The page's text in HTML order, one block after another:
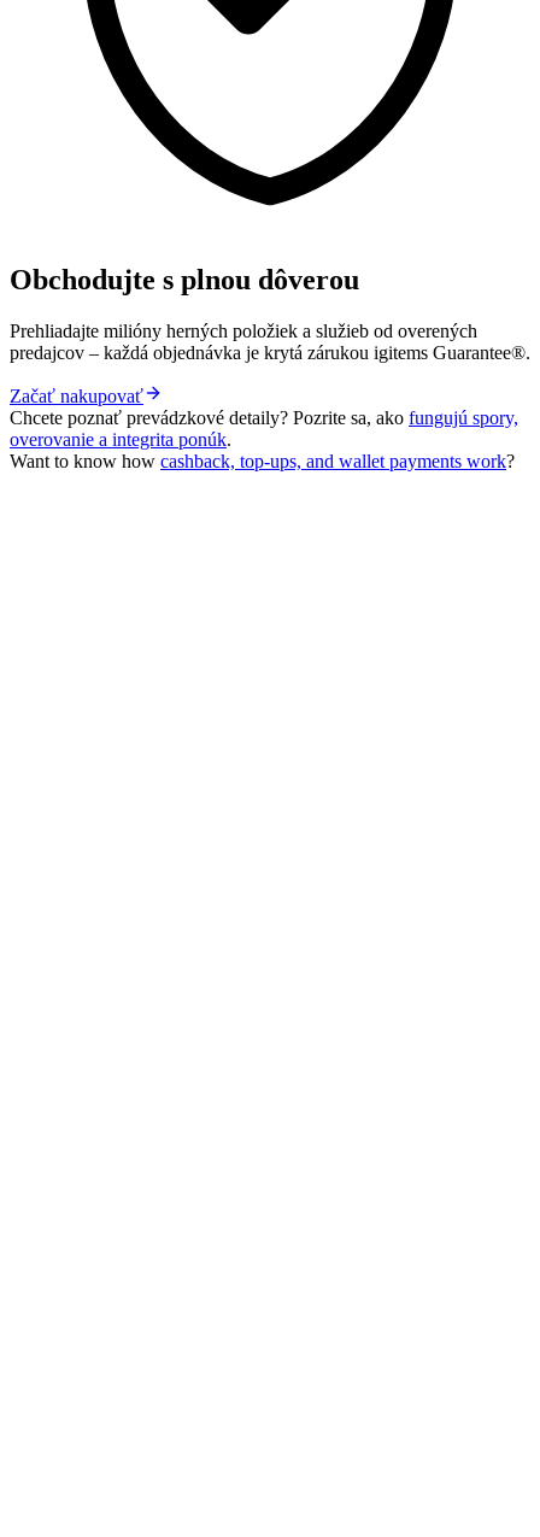
Obchodujte s plnou dôverou
Prehliadajte milióny herných položiek a služieb od overených
predajcov – každá objednávka je krytá zárukou igitems Guarantee®.
Začať nakupovať
Chcete poznať prevádzkové detaily? Pozrite sa, ako fungujú spory,
overovanie a integrita ponúk.
Want to know how cashback, top-ups, and wallet payments work?